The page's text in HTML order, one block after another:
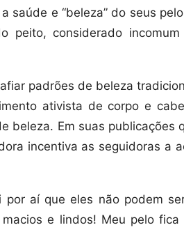
saúde e “beleza” do seus
peito, considerado
padrões de beleza
ativista de corpo e
beleza. Em suas publicações
incentiva as seguidoras a
por aí que eles não podem
e lindos! Meu pelo